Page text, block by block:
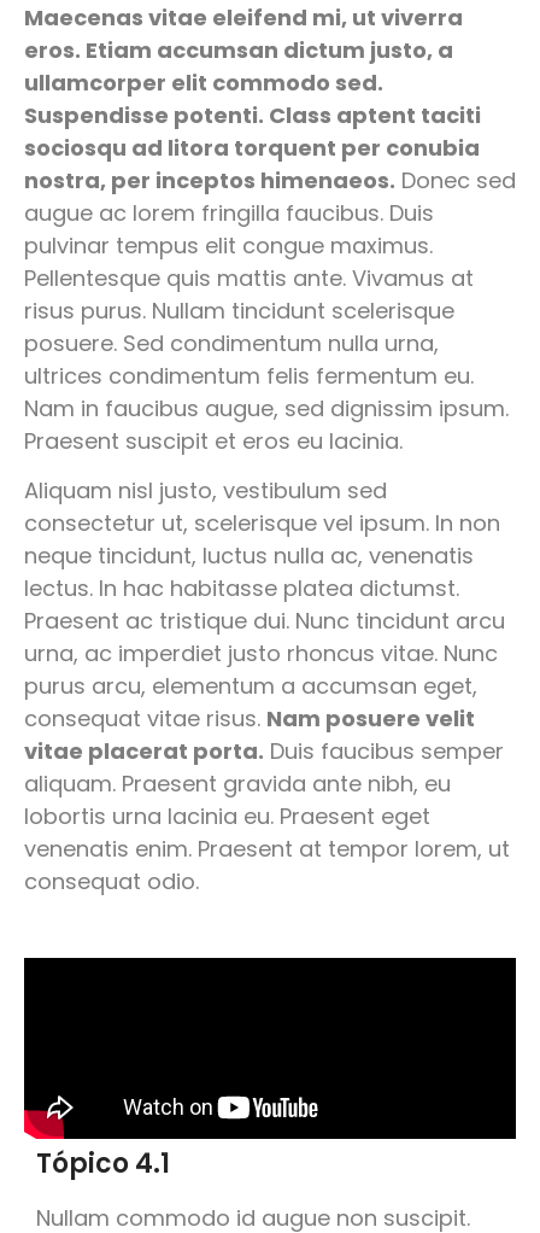
Maecenas vitae eleifend mi, ut viverra
eros. Etiam accumsan dictum justo, a
ullamcorper elit commodo sed.
Suspendisse potenti. Class aptent taciti
sociosqu ad litora torquent per conubia
nostra, per inceptos himenaeos. Donec sed
augue ac lorem fringilla faucibus. Duis
pulvinar tempus elit congue maximus.
Pellentesque quis mattis ante. Vivamus at
risus purus. Nullam tincidunt scelerisque
posuere. Sed condimentum nulla urna,
ultrices condimentum felis fermentum eu.
Nam in faucibus augue, sed dignissim ipsum.
Praesent suscipit et eros eu lacinia.
Aliquam nisl justo, vestibulum sed
consectetur ut, scelerisque vel ipsum. In non
neque tincidunt, luctus nulla ac, venenatis
lectus. In hac habitasse platea dictumst.
Praesent ac tristique dui. Nunc tincidunt arcu
urna, ac imperdiet justo rhoncus vitae. Nunc
purus arcu, elementum a accumsan eget,
consequat vitae risus. Nam posuere velit
vitae placerat porta. Duis faucibus semper
aliquam. Praesent gravida ante nibh, eu
lobortis urna lacinia eu. Praesent eget
venenatis enim. Praesent at tempor lorem, ut
consequat odio.
Tópico 4.1
Nullam commodo id augue non suscipit.